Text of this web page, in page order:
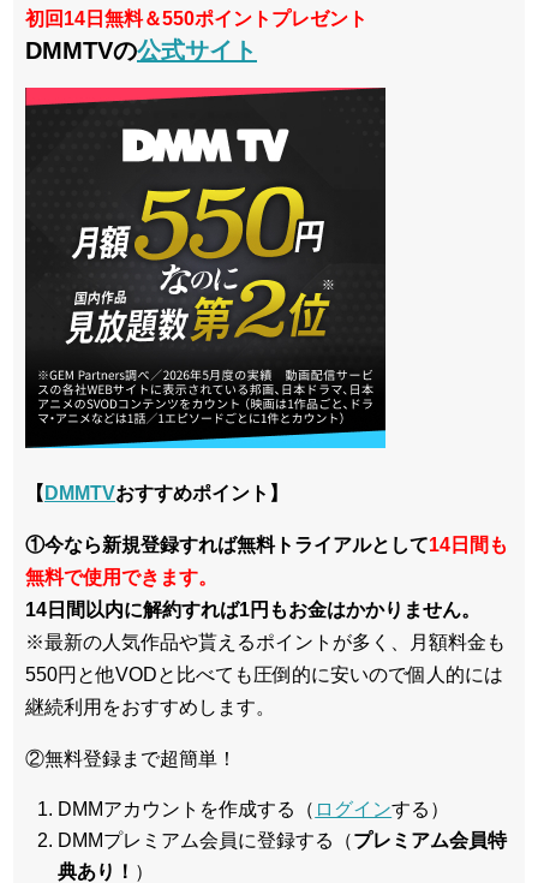
初回14日無料＆550ポイントプレゼント
DMMTVの公式サイト
【 DMMTVおすすめポイント】
①今なら新規登録すれば無料トライアルとして14日間も
無料で使用できます。
14日間以内に解約すれば1円もお金はかかりません。
※最新の人気作品や貰えるポイントが多く、月額料金も
550円と他VODと比べても圧倒的に安いので個人的には
継続利用をおすすめします。
②無料登録まで超簡単！
DMMアカウントを作成する（ ログインする）
DMMプレミアム会員に登録する（プレミアム会員特
典あり！ ）